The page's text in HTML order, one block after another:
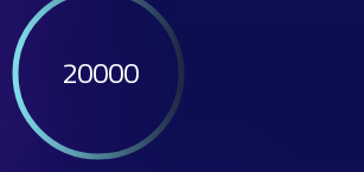
20000